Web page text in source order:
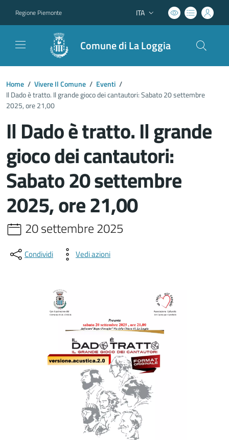
Regione Piemonte Lingua attiva:
ITA
Comune di La Loggia
Home / Vivere Il Comune / Eventi /
Il Dado è tratto. Il grande gioco dei cantautori: Sabato 20 settembre
2025, ore 21,00
Il Dado è tratto. Il grande
gioco dei cantautori:
Sabato 20 settembre
2025, ore 21,00
20 settembre 2025
Condividi Vedi azioni